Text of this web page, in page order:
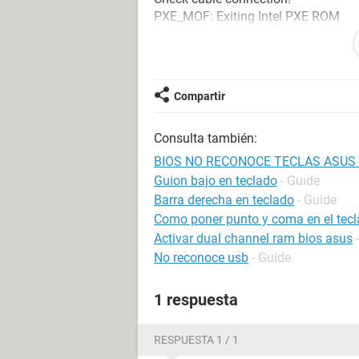
PXE_MOF: Exiting Intel PXE ROM
funciona el ENTER y tampoco otro
focos.
y como no puedo dar enter no puedo
Compartir
Consulta también:
BIOS NO RECONOCE TECLAS
Guion bajo en teclado - Guide
Barra derecha en teclado - Guide
Como poner punto y coma en el
Activar dual channel ram bios asus
No reconoce usb - Guide
1 respuesta
RESPUESTA 1 / 1